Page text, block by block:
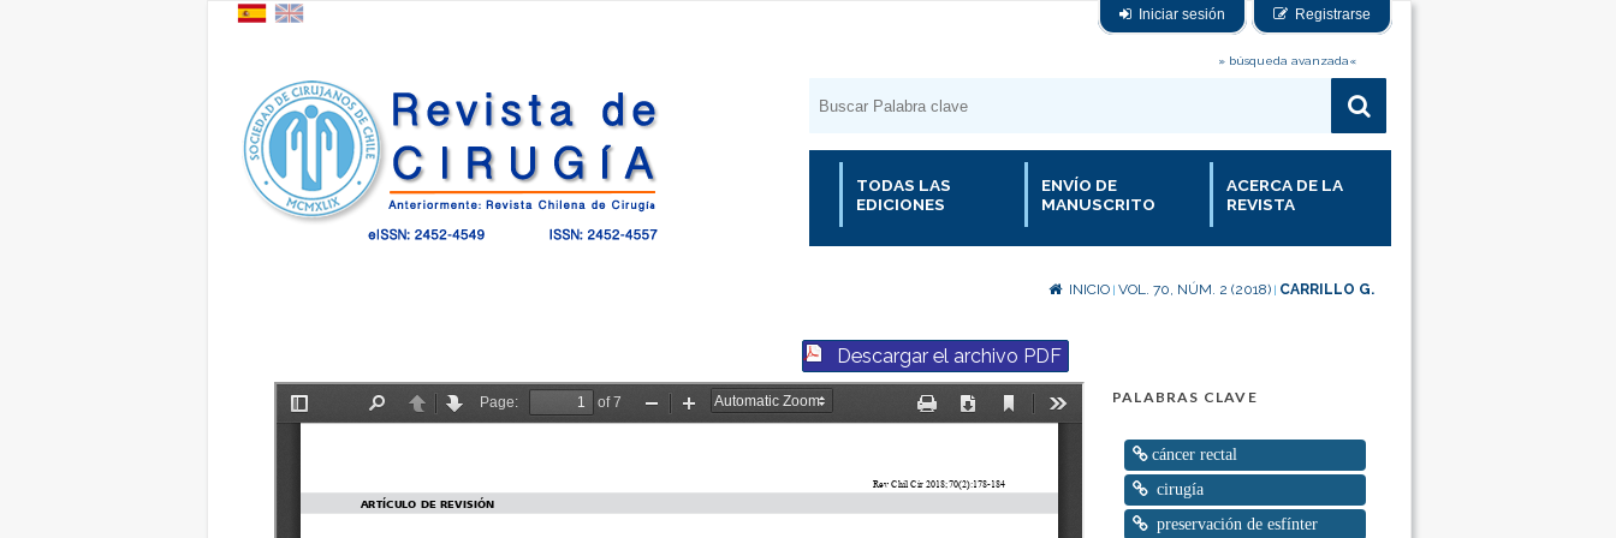
Iniciar sesión Registrarse
» búsqueda avanzada«
TODAS LAS
EDICIONES
ENVÍO DE
MANUSCRITO
ACERCA DE LA
REVISTA
INICIO VOL. 70, NÚM. 2 (2018) CARRILLO G.
PALABRAS CLAVE
cáncer rectal
cirugía
preservación de esfínter
Descargar el archivo PDF